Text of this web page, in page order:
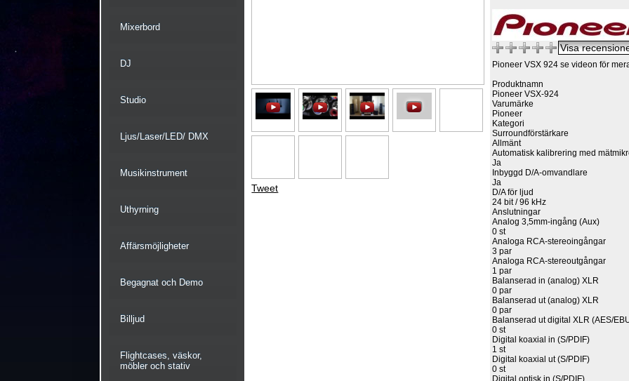
Mixerbord
DJ
Studio
Ljus/Laser/LED/ DMX
Musikinstrument
Uthyrning
Affärsmöjligheter
Begagnat och Demo
Billjud
Flightcases, väskor,
möbler och stativ
Tweet
Pioneer VSX 924 se videon för
Produktnamn
Pioneer VSX-924
Varumärke
Pioneer
Kategori
Surroundförstärkare
Allmänt
Automatisk kalibrering med
Ja
Inbyggd D/A-omvandlare
Ja
D/A för ljud
24 bit / 96 kHz
Anslutningar
Analog 3,5mm-ingång (Aux)
0 st
Analoga RCA-stereoingångar
3 par
Analoga RCA-stereoutgångar
1 par
Balanserad in (analog) XLR
0 par
Balanserad ut (analog) XLR
0 par
Balanserad ut digital XLR (AES/
0 st
Digital koaxial in (S/PDIF)
1 st
Digital koaxial ut (S/PDIF)
0 st
Digital optisk in (S/PDIF)